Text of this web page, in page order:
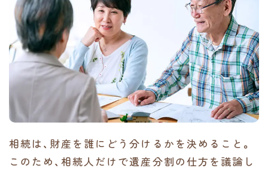
相続は、財産を誰にどう分けるかを決めること。
このため、相続人だけで遺産分割の仕方を議論し